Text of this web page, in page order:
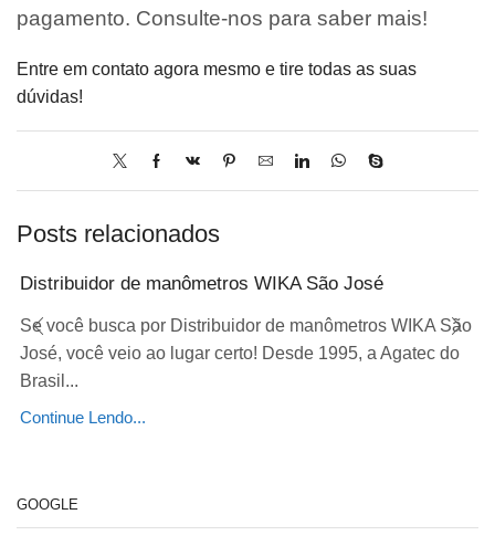
pagamento. Consulte-nos para saber mais!
Entre em contato agora mesmo e tire todas as suas
dúvidas!
Posts relacionados
Distribuidor de manômetros WIKA São José
Se você busca por Distribuidor de manômetros WIKA São
José, você veio ao lugar certo! Desde 1995, a Agatec do
Brasil...
Continue Lendo...
GOOGLE